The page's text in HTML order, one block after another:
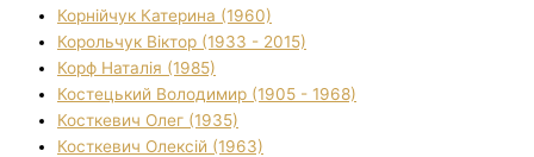
Корнійчук Катерина (1960)
Корольчук Віктор (1933 - 2015)
Корф Наталія (1985)
Костецький Володимир (1905 - 1968)
Косткевич Олег (1935)
Косткевич Олексій (1963)